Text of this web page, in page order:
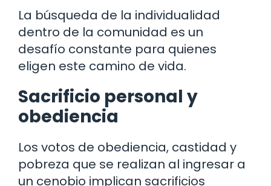
La búsqueda de la individualidad
dentro de la comunidad es un
desafío constante para quienes
eligen este camino de vida.
Sacrificio personal y
obediencia
Los votos de obediencia, castidad y
pobreza que se realizan al ingresar a
un cenobio implican sacrificios